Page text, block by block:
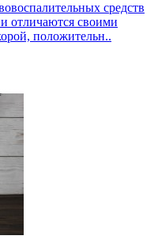
средств
отличаются своими
положительн..